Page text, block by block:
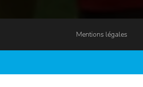
Mentions légales